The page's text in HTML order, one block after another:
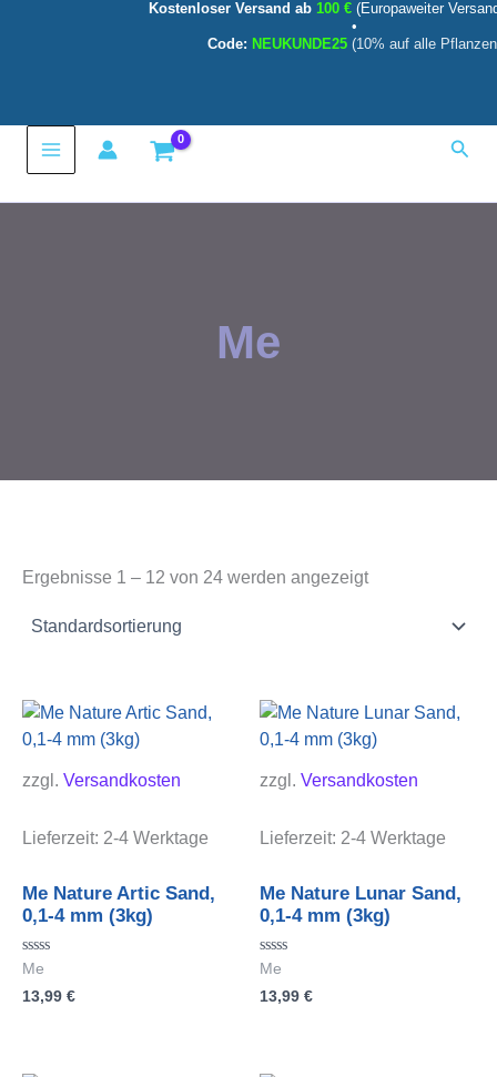
Kostenloser Versand ab 100 € (Europaweiter
•
Code: NEUKUNDE25 (10% auf alle
Main
Me
Ergebnisse 1 – 12 von 24 werden angezeigt
zzgl. Versandkosten
Lieferzeit: 2-4 Werktage
Me Nature Artic Sand,
0,1-4 mm (3kg)
Bewertet
0
Me
13,99 €
zzgl. Versandkosten
Lieferzeit: 2-4 Werktage
Me Nature Lunar Sand,
0,1-4 mm (3kg)
Bewertet
0
Me
13,99 €